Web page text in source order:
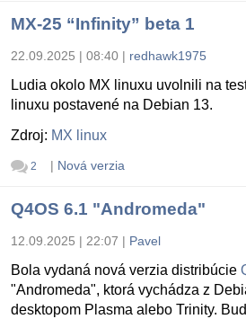
MX-25 “Infinity” beta 1
22.09.2025 | 08:40 | redhawk1975
Ludia okolo MX linuxu uvolnili na
linuxu postavené na Debian 13.
Zdroj: MX linux
2 | Nová verzia
Q4OS 6.1 "Andromeda"
12.09.2025 | 22:07 | Pavel
Bola vydaná nová verzia distribúcie
"Andromeda", ktorá vychádza z
desktopom Plasma alebo Trinity.